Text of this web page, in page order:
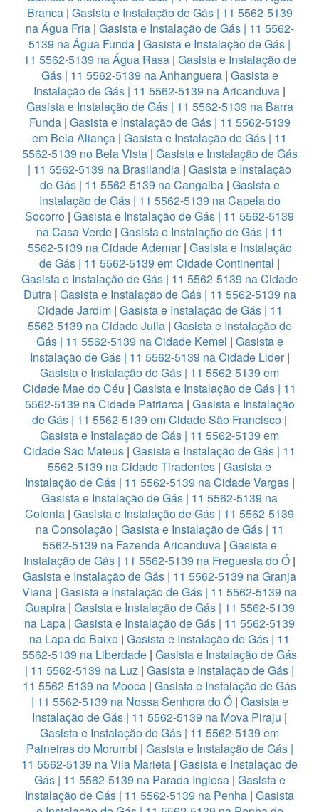
Branca| Gasista e Instalação de Gás | 11 5562-5139
na Água Fria| Gasista e Instalação de Gás | 11 5562-
5139 na Água Funda | Gasista e Instalação de Gás |
11 5562-5139 na Água Rasa | Gasista e Instalação de
Gás | 11 5562-5139 na Anhanguera| Gasista e
Instalação de Gás | 11 5562-5139 na Aricanduva |
Gasista e Instalação de Gás | 11 5562-5139 na Barra
Funda | Gasista e Instalação de Gás | 11 5562-5139
em Bela Aliança | Gasista e Instalação de Gás | 11
5562-5139 no Bela Vista| Gasista e Instalação de Gás
| 11 5562-5139 na Brasilandia | Gasista e Instalação
de Gás | 11 5562-5139 na Cangaiba| Gasista e
Instalação de Gás | 11 5562-5139 na Capela do
Socorro | Gasista e Instalação de Gás | 11 5562-5139
na Casa Verde| Gasista e Instalação de Gás | 11
5562-5139 na Cidade Ademar| Gasista e Instalação
de Gás | 11 5562-5139 em Cidade Continental |
Gasista e Instalação de Gás | 11 5562-5139 na Cidade
Dutra | Gasista e Instalação de Gás | 11 5562-5139 na
Cidade Jardim| Gasista e Instalação de Gás | 11
5562-5139 na Cidade Julia | Gasista e Instalação de
Gás | 11 5562-5139 na Cidade Kemel | Gasista e
Instalação de Gás | 11 5562-5139 na Cidade Lider|
Gasista e Instalação de Gás | 11 5562-5139 em
Cidade Mae do Céu | Gasista e Instalação de Gás | 11
5562-5139 na Cidade Patriarca| Gasista e Instalação
de Gás | 11 5562-5139 em Cidade São Francisco |
Gasista e Instalação de Gás | 11 5562-5139 em
Cidade São Mateus | Gasista e Instalação de Gás | 11
5562-5139 na Cidade Tiradentes | Gasista e
Instalação de Gás | 11 5562-5139 na Cidade Vargas |
Gasista e Instalação de Gás | 11 5562-5139 na
Colonia | Gasista e Instalação de Gás | 11 5562-5139
na Consolação | Gasista e Instalação de Gás | 11
5562-5139 na Fazenda Aricanduva| Gasista e
Instalação de Gás | 11 5562-5139 na Freguesia do Ó |
Gasista e Instalação de Gás | 11 5562-5139 na Granja
Viana | Gasista e Instalação de Gás | 11 5562-5139 na
Guapira| Gasista e Instalação de Gás | 11 5562-5139
na Lapa | Gasista e Instalação de Gás | 11 5562-5139
na Lapa de Baixo | Gasista e Instalação de Gás | 11
5562-5139 na Liberdade | Gasista e Instalação de Gás
| 11 5562-5139 na Luz | Gasista e Instalação de Gás |
11 5562-5139 na Mooca | Gasista e Instalação de Gás
| 11 5562-5139 na Nossa Senhora do Ó| Gasista e
Instalação de Gás | 11 5562-5139 na Mova Piraju |
Gasista e Instalação de Gás | 11 5562-5139 em
Paineiras do Morumbi | Gasista e Instalação de Gás |
11 5562-5139 na Vila Marieta | Gasista e Instalação de
Gás | 11 5562-5139 na Parada Inglesa | Gasista e
Instalação de Gás | 11 5562-5139 na Penha | Gasista